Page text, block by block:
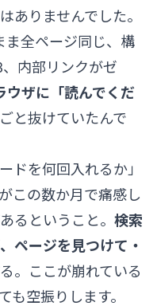
ありませんでした。
ま全ページ同じ、構
内部リンクがゼ
ザに「読んでくだ
と抜けていたんで
ドを何回入れるか」
この数か月で痛感し
るということ。 検索
ページを見つけて・
。ここが崩れている
も空振りします。